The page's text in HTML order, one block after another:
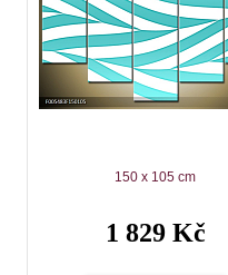
150 x 105 cm
1 829 Kč